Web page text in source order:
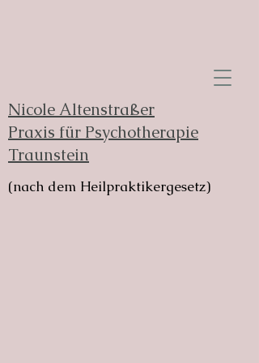
Nicole Altenstraßer
Praxis für Psychotherapie
Traunstein
(nach dem Heilpraktikergesetz)